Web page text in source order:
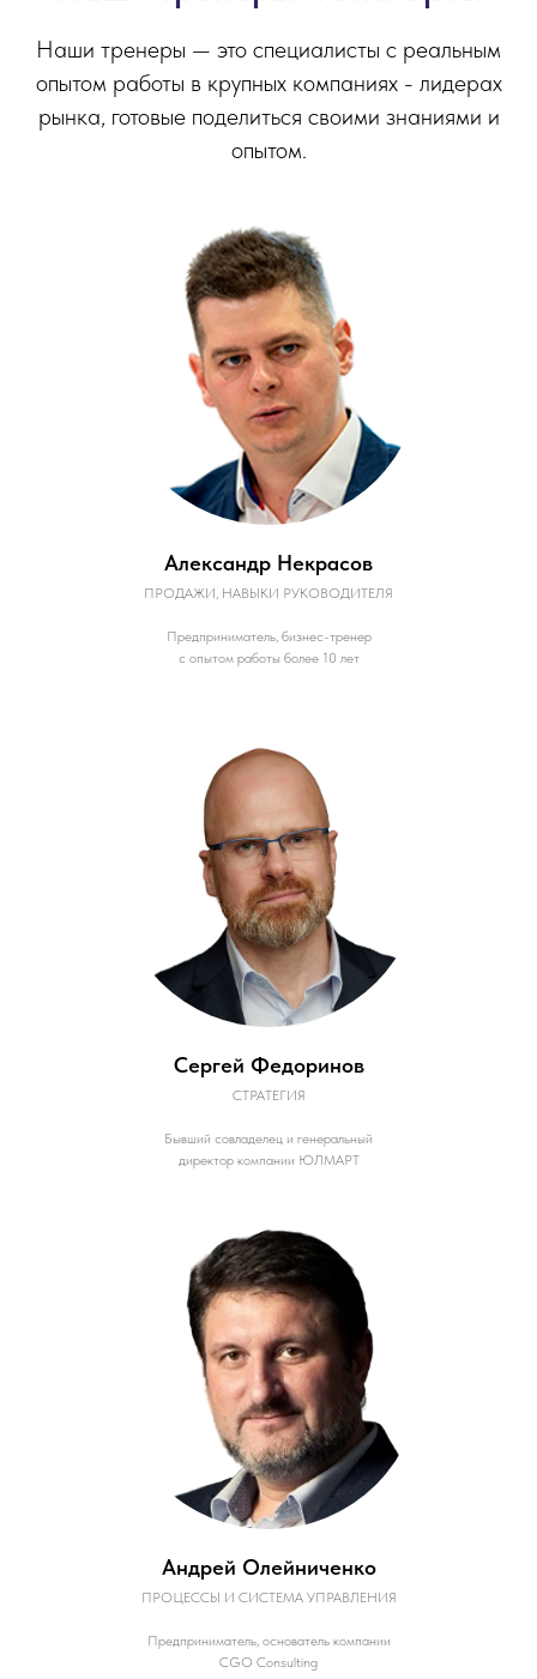
Наши тренеры — это специалисты с реальным
опытом работы в крупных компаниях - лидерах
рынка, готовые поделиться своими знаниями и
опытом.
Александр Некрасов
ПРОДАЖИ, НАВЫКИ РУКОВОДИТЕЛЯ
Предприниматель, бизнес-тренер
с опытом работы более 10 лет
Сергей Федоринов
СТРАТЕГИЯ
Бывший совладелец и генеральный
директор компании ЮЛМАРТ
Андрей Олейниченко
ПРОЦЕССЫ И СИСТЕМА УПРАВЛЕНИЯ
Предприниматель, основатель компании
CGO Consulting